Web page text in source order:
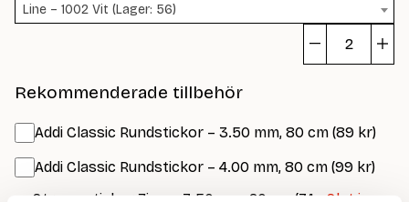
Line – 1002 Vit (Lager: 56)
Rekommenderade tillbehör
Addi Classic Rundstickor – 3.50 mm, 80 cm (89 kr)
Addi Classic Rundstickor – 4.00 mm, 80 cm (99 kr)